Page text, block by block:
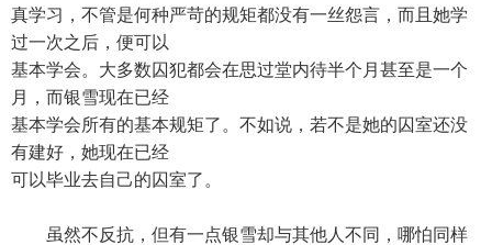
真学习，不管是何种严苛的规矩都没有一丝怨言，而且她学
过一次之后，便可以
基本学会。大多数囚犯都会在思过堂内待半个月甚至是一个
月，而银雪现在已经
基本学会所有的基本规矩了。不如说，若不是她的囚室还没
有建好，她现在已经
可以毕业去自己的囚室了。
虽然不反抗，但有一点银雪却与其他人不同，哪怕同样